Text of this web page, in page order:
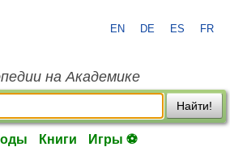
EN DE ES FR
на Академике
Найти!
Книги Игры ⚽